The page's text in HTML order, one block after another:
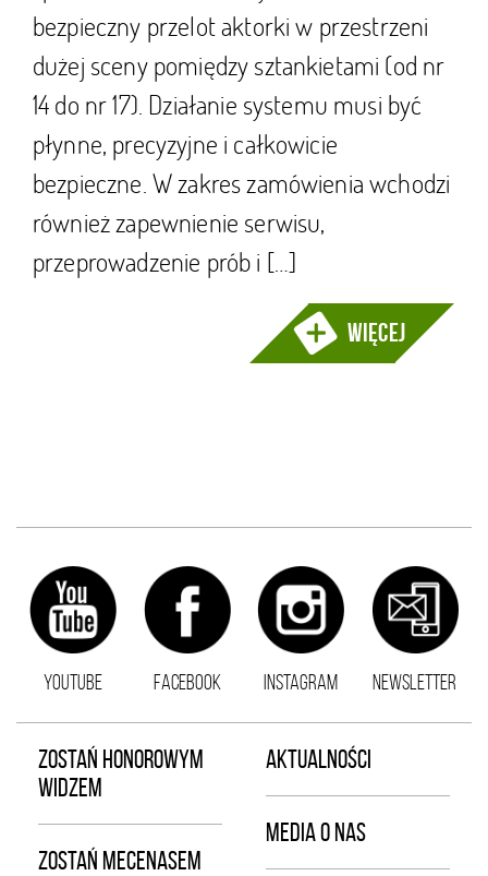
bezpieczny przelot aktorki w przestrzeni
dużej sceny pomiędzy sztankietami (od nr
14 do nr 17). Działanie systemu musi być
płynne, precyzyjne i całkowicie
bezpieczne. W zakres zamówienia wchodzi
również zapewnienie serwisu,
przeprowadzenie prób i […]
więcej
YOUTUBE FACEBOOK INSTAGRAM NEWSLETTER
ZOSTAŃ HONOROWYM
WIDZEM
ZOSTAŃ MECENASEM
AKTUALNOŚCI
MEDIA O NAS